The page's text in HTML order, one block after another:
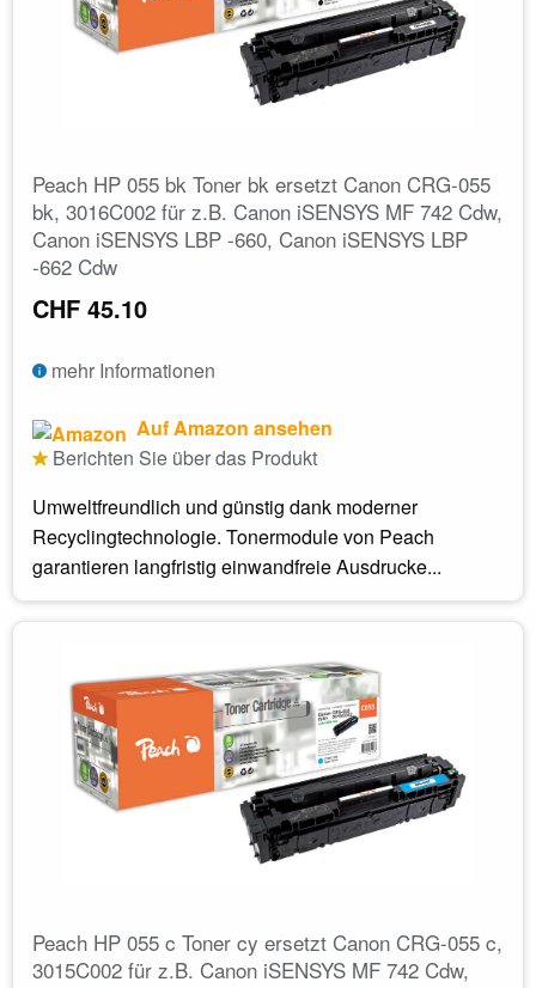
Peach HP 055 bk Toner bk ersetzt Canon CRG-055
bk, 3016C002 für z.B. Canon iSENSYS MF 742 Cdw,
Canon iSENSYS LBP -660, Canon iSENSYS LBP
-662 Cdw
CHF 45.10
mehr Informationen
Auf Amazon ansehen
Berichten Sie über das Produkt
Umweltfreundlich und günstig dank moderner
Recyclingtechnologie. Tonermodule von Peach
garantieren langfristig einwandfreie Ausdrucke...
Peach HP 055 c Toner cy ersetzt Canon CRG-055 c,
3015C002 für z.B. Canon iSENSYS MF 742 Cdw,